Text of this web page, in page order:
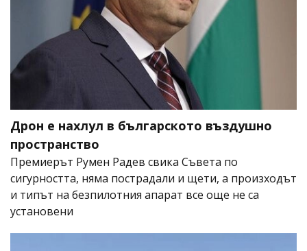
Дрон е нахлул в българското въздушно
пространство
Премиерът Румен Радев свика Съвета по
сигурността, няма пострадали и щети, а произходът
и типът на безпилотния апарат все още не са
установени